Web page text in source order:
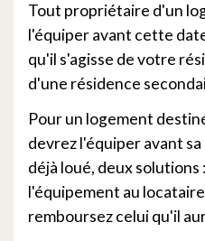
Tout propriétaire d'un
l'équiper avant cette
qu'il s'agisse de votre
d'une résidence
Pour un logement
devrez l'équiper avant
déjà loué, deux
l'équipement au
remboursez celui qu'il